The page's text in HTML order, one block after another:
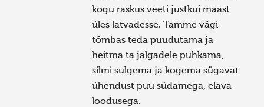
kogu raskus veeti justkui maast
üles latvadesse. Tamme vägi
tõmbas teda puudutama ja
heitma ta jalgadele puhkama,
silmi sulgema ja kogema sügavat
ühendust puu südamega, elava
loodusega.